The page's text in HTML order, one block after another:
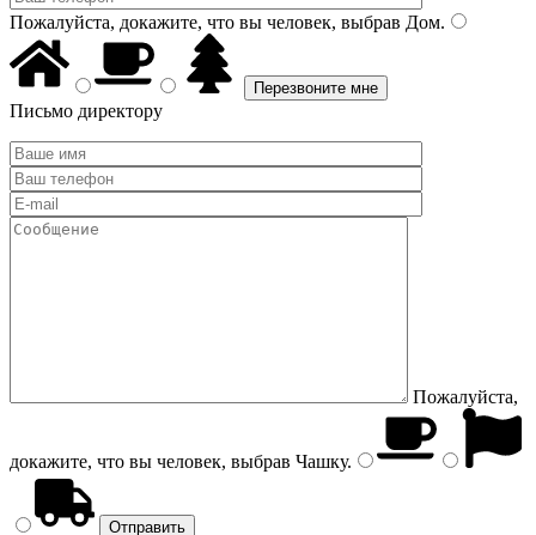
Пожалуйста, докажите, что вы человек, выбрав Дом.
Письмо директору
Пожалуйста,
докажите, что вы человек, выбрав Чашку.